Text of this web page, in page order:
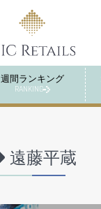
週間ランキング
RANKING
遠藤平蔵